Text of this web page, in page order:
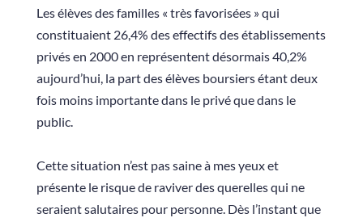
Les élèves des familles « très favorisées » qui
constituaient 26,4% des effectifs des établissements
privés en 2000 en représentent désormais 40,2%
aujourd’hui, la part des élèves boursiers étant deux
fois moins importante dans le privé que dans le
public.
Cette situation n’est pas saine à mes yeux et
présente le risque de raviver des querelles qui ne
seraient salutaires pour personne. Dès l’instant que